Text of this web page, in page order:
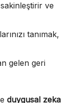
ve
tanımak,
gelen geri
duygusal zeka